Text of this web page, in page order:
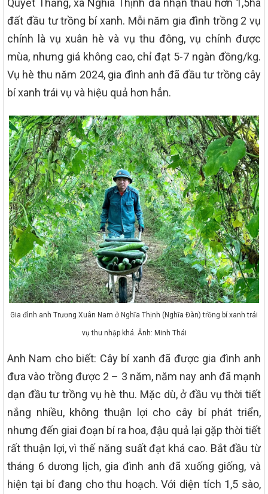
đất đầu tư trồng bí xanh. Mỗi năm gia đình trồng 2 vụ
chính là vụ xuân hè và vụ thu đông, vụ chính được
mùa, nhưng giá không cao, chỉ đạt 5-7 ngàn đồng/kg.
Vụ hè thu năm 2024, gia đình anh đã đầu tư trồng cây
bí xanh trái vụ và hiệu quả hơn hẳn.
Gia đình anh Trương Xuân Nam ở Nghĩa Thịnh (Nghĩa Đàn) trồng bí xanh trái
vụ thu nhập khá. Ảnh: Minh Thái
Anh Nam cho biết: Cây bí xanh đã được gia đình anh
đưa vào trồng được 2 – 3 năm, năm nay anh đã mạnh
dạn đầu tư trồng vụ hè thu. Mặc dù, ở đầu vụ thời tiết
nắng nhiều, không thuận lợi cho cây bí phát triển,
nhưng đến giai đoạn bí ra hoa, đậu quả lại gặp thời tiết
rất thuận lợi, vì thế năng suất đạt khá cao. Bắt đầu từ
tháng 6 dương lịch, gia đình anh đã xuống giống, và
hiện tại bí đang cho thu hoạch. Với diện tích 1,5 sào,